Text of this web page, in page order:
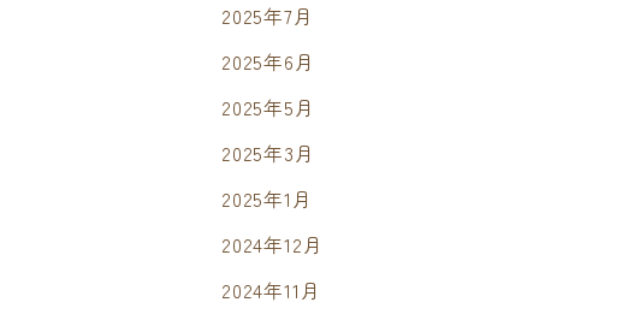
2025年7月
2025年6月
2025年5月
2025年3月
2025年1月
2024年12月
2024年11月